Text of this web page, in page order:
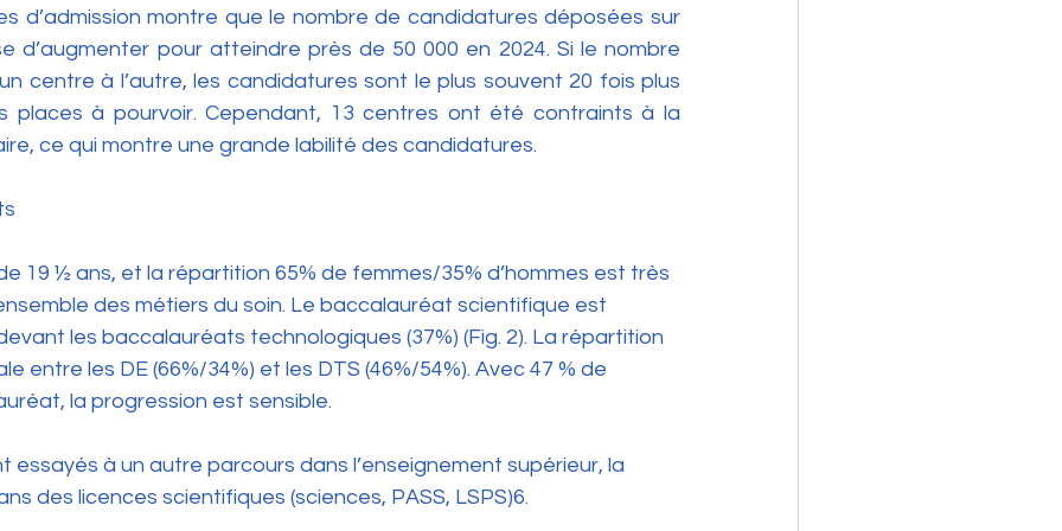
d’admission montre que le nombre de candidatures déposées sur
d’augmenter pour atteindre près de 50 000 en 2024. Si le nombre
centre à l’autre, les candidatures sont le plus souvent 20 fois plus
places à pourvoir. Cependant, 13 centres ont été contraints à la
ce qui montre une grande labilité des candidatures.
19 ½ ans, et la répartition 65% de femmes/35% d’hommes est très
des métiers du soin. Le baccalauréat scientifique est
les baccalauréats technologiques (37%) (Fig. 2). La répartition
entre les DE (66%/34%) et les DTS (46%/54%). Avec 47 % de
la progression est sensible.
essayés à un autre parcours dans l’enseignement supérieur, la
des licences scientifiques (sciences, PASS, LSPS)6.